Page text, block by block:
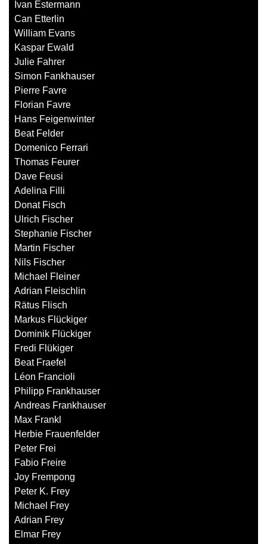
Ivan Estermann
Can Etterlin
William Evans
Kaspar Ewald
Julie Fahrer
Simon Fankhauser
Pierre Favre
Florian Favre
Hans Feigenwinter
Beat Felder
Domenico Ferrari
Thomas Feurer
Dave Feusi
Adelina Filli
Donat Fisch
Ulrich Fischer
Stephanie Fischer
Martin Fischer
Nils Fischer
Michael Fleiner
Adrian Fleischlin
Rätus Flisch
Markus Flückiger
Dominik Flückiger
Fredi Flükiger
Beat Fraefel
Léon Francioli
Philipp Frankhauser
Andreas Frankhauser
Max Frankl
Herbie Frauenfelder
Peter Frei
Fabio Freire
Joy Frempong
Peter K. Frey
Michael Frey
Adrian Frey
Elmar Frey